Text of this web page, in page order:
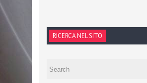
RICERCA NEL SITO